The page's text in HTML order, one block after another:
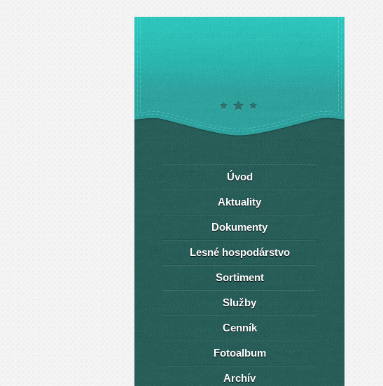
Úvod
Aktuality
Dokumenty
Lesné hospodárstvo
Sortiment
Služby
Cenník
Fotoalbum
Archív